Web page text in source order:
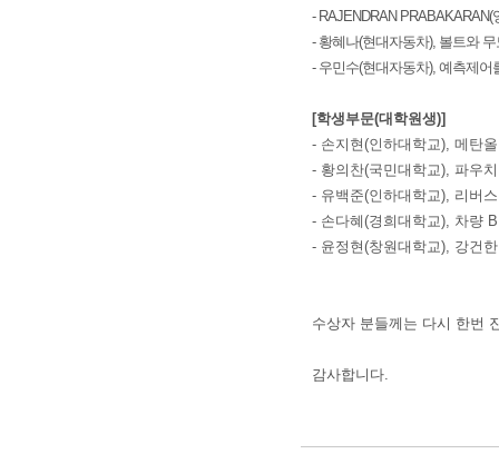
- RAJENDRAN
- 황혜나(현대자동차), 볼트와
- 우민수(현대자동차), 예측제
[학생부문(대학원생)]
- 손지현(인하대학교), 메탄
- 황의찬(국민대학교), 파우
- 유백준(인하대학교), 리버
- 손다혜(경희대학교), 차량
- 윤정현(창원대학교), 강건
수상자 분들께는 다시 한번
감사합니다.